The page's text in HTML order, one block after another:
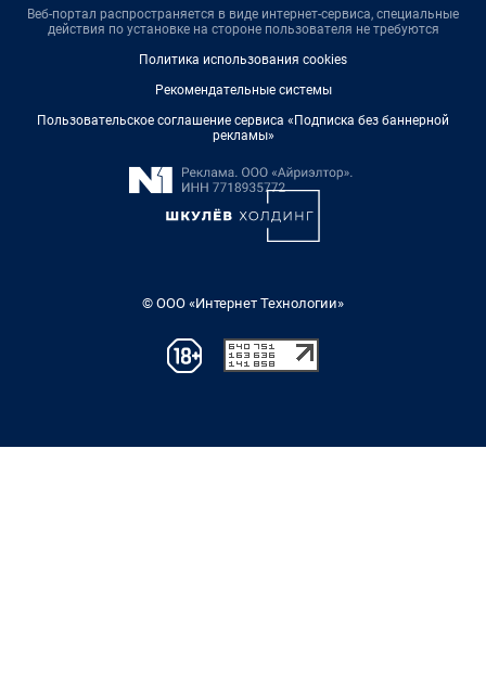
Веб-портал распространяется в виде интернет-сервиса, специальные
действия по установке на стороне пользователя не требуются
Политика использования cookies
Рекомендательные системы
Пользовательское соглашение сервиса «Подписка без баннерной
рекламы»
© ООО «Интернет Технологии»